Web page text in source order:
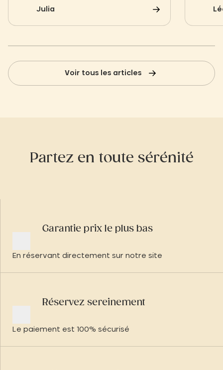
balade ombragée, un pique-nique ou
espaces verts séduisent petits et
typiquement cévenol.
Julia
carrée
un
Voir tous les articles
Partez en toute sérénité
Garantie prix le plus bas
En réservant directement sur notre site
Réservez sereinement
Le paiement est 100% sécurisé